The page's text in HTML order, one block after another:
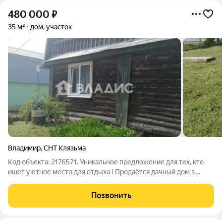
480 000 ₽
35 м² дом, участок
Владимир,СНТ Клязьма
Код объекта: 2176571. Уникальное предложение для тех, кто
ищет уютное место для отдыха ! Продаётся дачный дом в
бревна, имеет два этажа, оборудован электричеством.
Участок обработанный площадью 4
Позвонить